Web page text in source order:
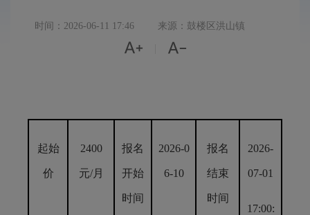
时间：2026-06-11 17:46 来源：鼓楼区洪山镇
 
起始
价
2400
元/月
报名
开始
时间
2026-0
6-10
报名
结束
时间
2026-
07-01
17:00: